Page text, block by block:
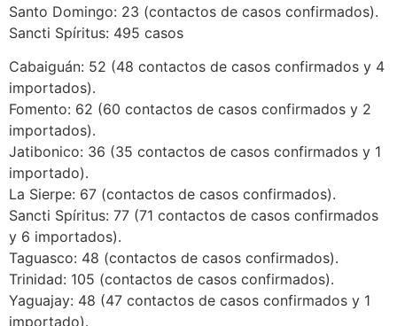
Santo Domingo: 23 (contactos de casos confirmados).
Sancti Spíritus: 495 casos
Cabaiguán: 52 (48 contactos de casos confirmados y 4
importados).
Fomento: 62 (60 contactos de casos confirmados y 2
importados).
Jatibonico: 36 (35 contactos de casos confirmados y 1
importado).
La Sierpe: 67 (contactos de casos confirmados).
Sancti Spíritus: 77 (71 contactos de casos confirmados
y 6 importados).
Taguasco: 48 (contactos de casos confirmados).
Trinidad: 105 (contactos de casos confirmados).
Yaguajay: 48 (47 contactos de casos confirmados y 1
importado).